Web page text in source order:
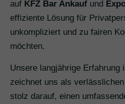
auf KFZ Bar Ankauf und
effiziente Lösung für
unkompliziert und zu fairen
möchten.
Unsere langjährige Erfahrung
zeichnet uns als
stolz darauf, einen